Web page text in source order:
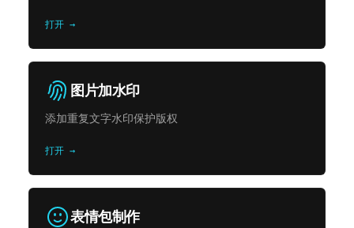
打开 →
图片加水印
添加重复文字水印保护版权
打开 →
表情包制作